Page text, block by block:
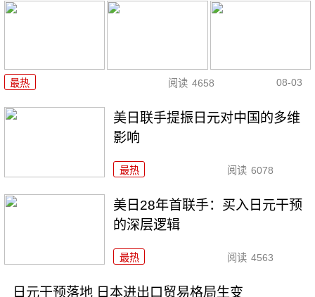
最热 阅读 4658 08-03
美日联手提振日元对中国的多维
影响
最热 阅读 6078
美日28年首联手：买入日元干预
的深层逻辑
最热 阅读 4563
日元干预落地 日本进出口贸易格局生变